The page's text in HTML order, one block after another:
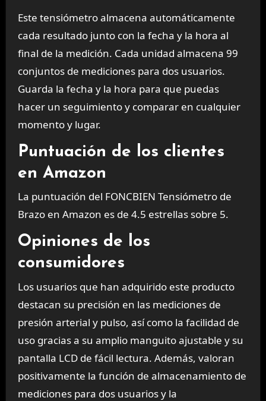
Este tensiómetro almacena automáticamente
cada resultado junto con la fecha y la hora al
final de la medición. Cada unidad almacena 99
conjuntos de mediciones para dos usuarios.
Guarda la fecha y la hora para que puedas
hacer un seguimiento y comparar en cualquier
momento y lugar.
Puntuación de los clientes
en Amazon
La puntuación del FONCBIEN Tensiómetro de
Brazo en Amazon es de 4.5 estrellas sobre 5.
Opiniones de los
consumidores
Los usuarios que han adquirido este producto
destacan su precisión en las mediciones de
presión arterial y pulso, así como la facilidad de
uso gracias a su amplio manguito ajustable y su
pantalla LCD de fácil lectura. Además, valoran
positivamente la función de almacenamiento de
mediciones para dos usuarios y la